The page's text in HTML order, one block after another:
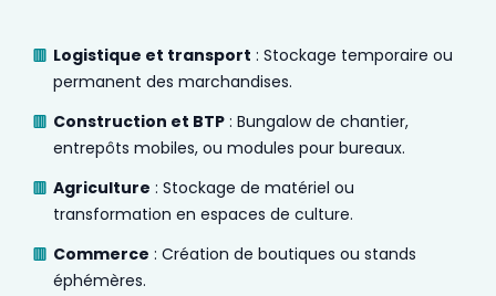
Logistique et transport : Stockage temporaire ou
permanent des marchandises.
Construction et BTP : Bungalow de chantier,
entrepôts mobiles, ou modules pour bureaux.
Agriculture : Stockage de matériel ou
transformation en espaces de culture.
Commerce : Création de boutiques ou stands
éphémères.